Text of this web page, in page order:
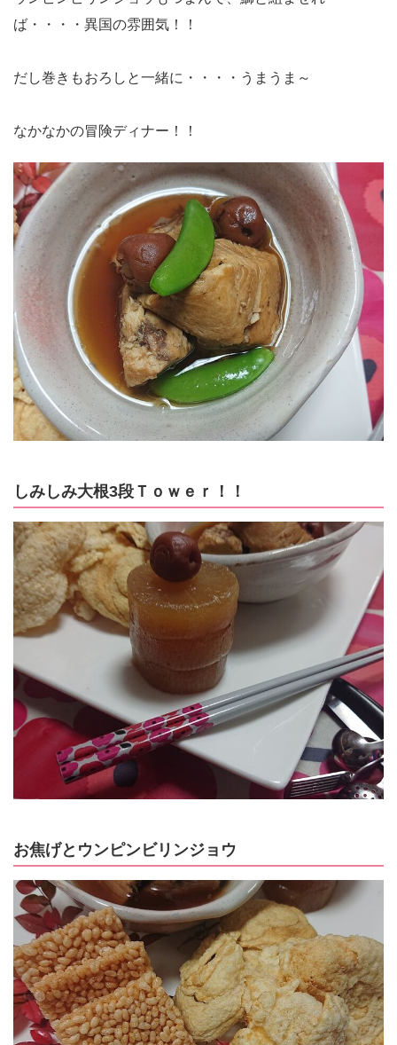
ば・・・・異国の雰囲気！！
だし巻きもおろしと一緒に・・・・うまうま～
なかなかの冒険ディナー！！
しみしみ大根3段Ｔｏｗｅｒ！！
お焦げとウンピンビリンジョウ